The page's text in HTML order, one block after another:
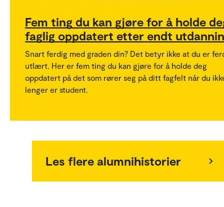
Fem ting du kan gjøre for å holde
faglig oppdatert etter endt
Snart ferdig med graden din? Det betyr ikke at du er
utlært. Her er fem ting du kan gjøre for å holde deg
oppdatert på det som rører seg på ditt fagfelt når du
lenger er student.
Les flere alumnihistorier